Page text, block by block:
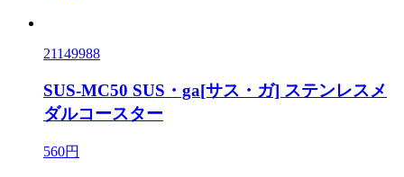
21149988
SUS-MC50 SUS・ga[サス・ガ] ステンレスメ
ダルコースター
560円